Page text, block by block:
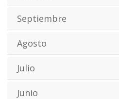
Septiembre
Agosto
Julio
Junio